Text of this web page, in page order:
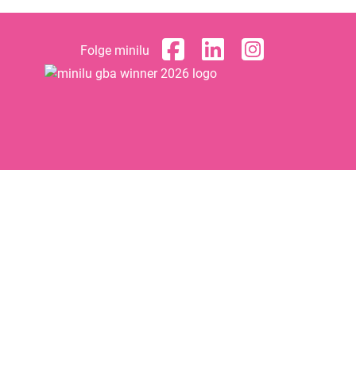
Folge minilu